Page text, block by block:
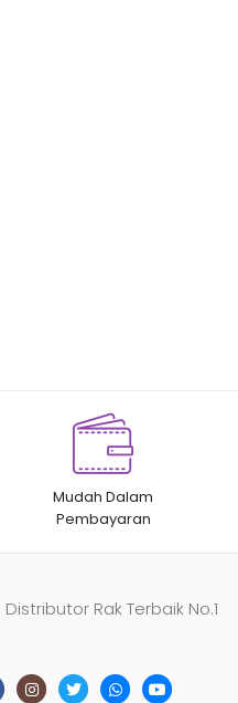
Mudah Dalam
Pembayaran
Distributor Rak Terbaik No.1